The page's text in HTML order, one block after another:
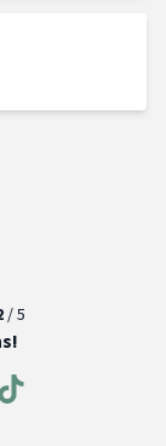
/ 5